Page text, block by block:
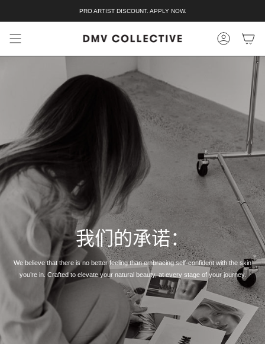
PRO ARTIST DISCOUNT. APPLY NOW.
我们的承诺：
We believe that there is no better feeling than embracing self-confident with the skin
you’re in. Crafted to elevate your natural beauty, at every stage of your journey.